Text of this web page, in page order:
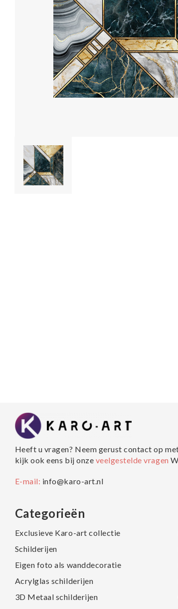
Heeft u vragen? Neem gerust contact op
kijk ook eens bij onze veelgestelde vragen
E-mail: info@karo-art.nl
Categorieën
Exclusieve Karo-art collectie
Schilderijen
Eigen foto als wanddecoratie
Acrylglas schilderijen
3D Metaal schilderijen